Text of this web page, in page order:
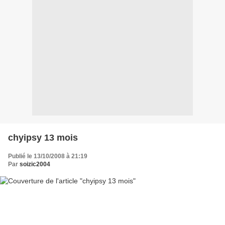
chyipsy 13 mois
Publié le 13/10/2008 à 21:19
Par soizic2004